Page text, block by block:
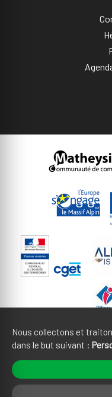
Gestion des
Nous collectons et
dans le but suivant :